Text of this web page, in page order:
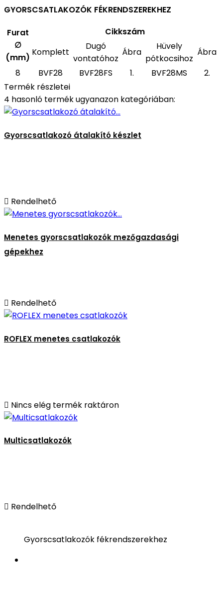
GYORSCSATLAKOZÓK FÉKRENDSZEREKHEZ
Furat
∅
(mm)
Cikkszám
Komplett
Dugó
vontatóhoz
Ábra
Hüvely
pótkocsihoz
Ábra
8
BVF28 BVF28FS 1. BVF28MS
2.
Termék részletei
4 hasonló termék ugyanazon kategóriában:
Gyorscsatlakozó átalakító készlet
 Rendelhető
Menetes gyorscsatlakozók mezőgazdasági
gépekhez
 Rendelhető
ROFLEX menetes csatlakozók
 Nincs elég termék raktáron
Multicsatlakozók
 Rendelhető
Gyorscsatlakozók fékrendszerekhez